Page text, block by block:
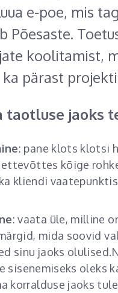
e-poe, mis
Põesaste.
koolitamist,
pärast
jaoks
: pane klots klotsi
kõige
kliendi
: vaata üle, milline
mida soovid
sinu jaoks
sisenemiseks oleks
korralduse jaoks